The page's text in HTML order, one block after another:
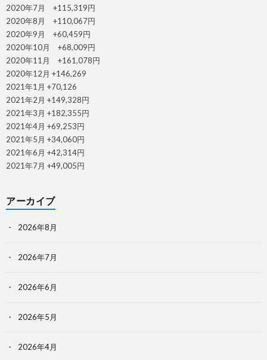
2020年7月 +115,319円
2020年8月 +110,067円
2020年9月 +60,459円
2020年10月 +68,009円
2020年11月 +161,078円
2020年12月 +146,269
2021年1月 +70,126
2021年2月 +149,328円
2021年3月 +182,355円
2021年4月 +69,253円
2021年5月 +34,060円
2021年6月 +42,314円
2021年7月 +49,005円
アーカイブ
2026年8月
2026年7月
2026年6月
2026年5月
2026年4月